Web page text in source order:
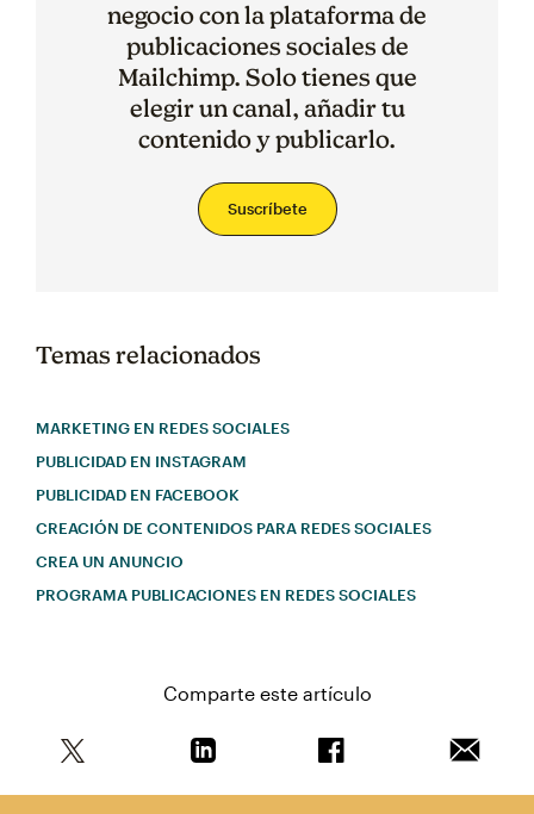
negocio con la plataforma de
publicaciones sociales de
Mailchimp. Solo tienes que
elegir un canal, añadir tu
contenido y publicarlo.
Suscríbete
Temas relacionados
MARKETING EN REDES SOCIALES
PUBLICIDAD EN INSTAGRAM
PUBLICIDAD EN FACEBOOK
CREACIÓN DE CONTENIDOS PARA REDES SOCIALES
CREA UN ANUNCIO
PROGRAMA PUBLICACIONES EN REDES SOCIALES
Comparte este artículo